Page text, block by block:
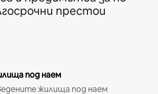
престои
под наем
жилища под наем